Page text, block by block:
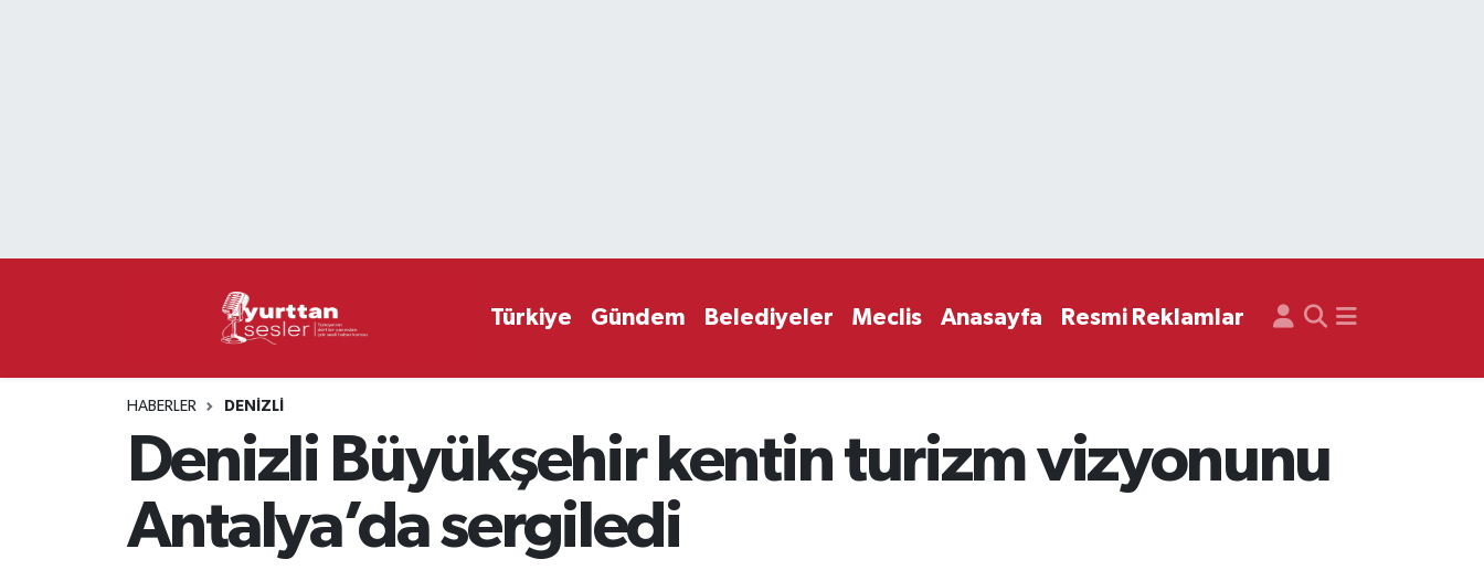
Türkiye Gündem Belediyeler Meclis Anasayfa Resmi Reklamlar
HABERLER DENIZLI
Denizli Büyükşehir kentin turizm vizyonunu
Antalya’da sergiledi
Süper Lig Puan Durumu ve Fikstür
Haber Arşivi